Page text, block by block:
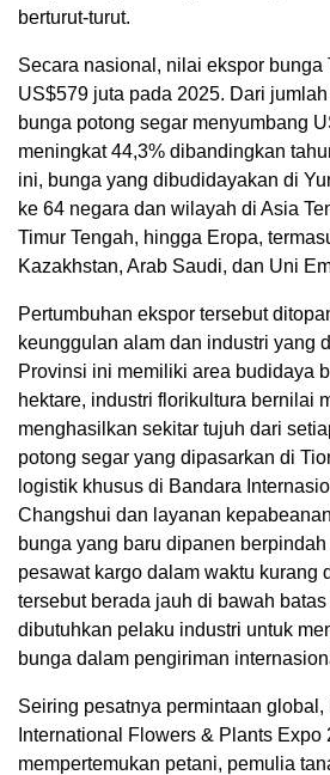
berturut-turut.
Secara nasional, nilai ekspor bunga
US$579 juta pada 2025. Dari
bunga potong segar menyumbang
meningkat 44,3% dibandingkan
ini, bunga yang dibudidayakan di
ke 64 negara dan wilayah di Asia
Timur Tengah, hingga Eropa,
Kazakhstan, Arab Saudi, dan Uni
Pertumbuhan ekspor tersebut
keunggulan alam dan industri yang
Provinsi ini memiliki area budidaya
hektare, industri florikultura bernilai
menghasilkan sekitar tujuh dari
potong segar yang dipasarkan di
logistik khusus di Bandara
Changshui dan layanan
bunga yang baru dipanen
pesawat kargo dalam waktu kurang
tersebut berada jauh di bawah
dibutuhkan pelaku industri untuk
bunga dalam pengiriman
Seiring pesatnya permintaan global,
International Flowers & Plants Expo
mempertemukan petani, pemulia